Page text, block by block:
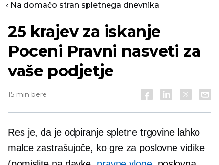
‹ Na domačo stran spletnega dnevnika
25 krajev za iskanje
Poceni Pravni nasveti za
vaše podjetje
15 min bere
Res je, da je odpiranje spletne trgovine lahko
malce zastrašujoče, ko gre za poslovne vidike